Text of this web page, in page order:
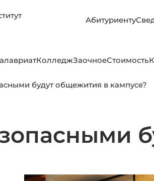
Абитуриенту
КолледжЗаочноеСтоимость
будут общежития в кампусе?